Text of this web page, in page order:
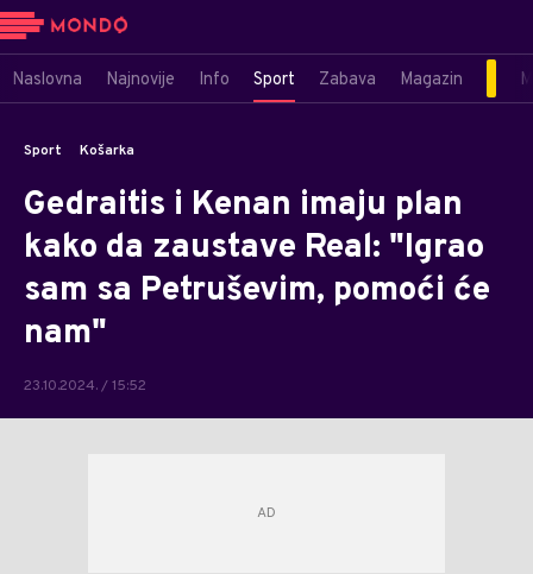
Naslovna Najnovije Info Sport Zabava Magazin
Sport Košarka
Gedraitis i Kenan imaju plan
kako da zaustave Real: "Igrao
sam sa Petruševim, pomoći će
nam"
23.10.2024. / 15:52